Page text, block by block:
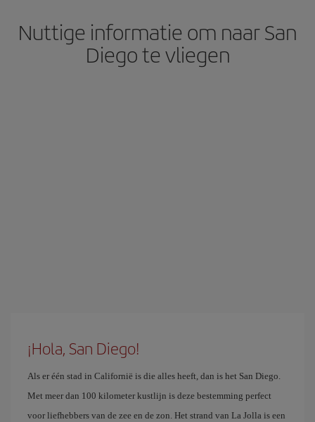
Nuttige informatie om naar San
Diego te vliegen
¡Hola, San Diego!
Als er één stad in Californië is die alles heeft, dan is het San Diego.
Met meer dan 100 kilometer kustlijn is deze bestemming perfect
voor liefhebbers van de zee en de zon. Het strand van La Jolla is een